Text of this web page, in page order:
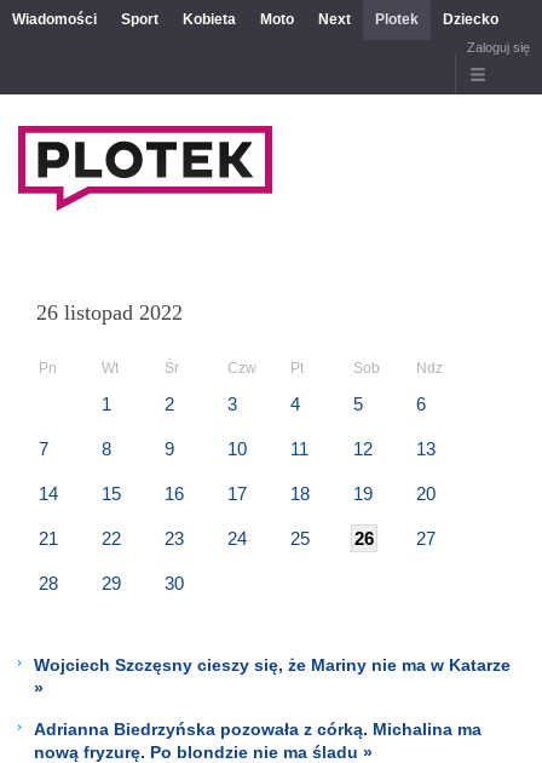
Wiadomości Sport Kobieta Moto Next Plotek Dziecko
Zaloguj się
26 listopad 2022
Pn Wt Śr Czw Pt Sob Ndz
1 2 3 4 5 6
7 8 9 10 11 12 13
14 15 16 17 18 19 20
21 22 23 24 25 26 27
28 29 30
Wojciech Szczęsny cieszy się, że Mariny nie ma w Katarze
»
Adrianna Biedrzyńska pozowała z córką. Michalina ma
nową fryzurę. Po blondzie nie ma śladu »